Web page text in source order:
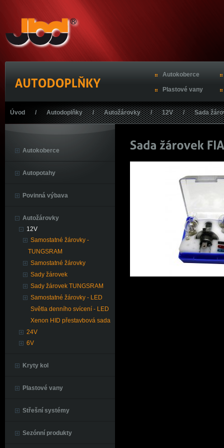
Autokoberce
Plastové vany
Úvod / Autodoplňky / Autožárovky / 12V / Sada
Autokoberce
Autopotahy
Povinná výbava
Autožárovky
12V
Samostatné žárovky -
TUNGSRAM
Samostatné žárovky
Sady žárovek
Sady žárovek TUNGSRAM
Samostatné žárovky - LED
Světla denního svícení - LED
Xenon HID přestavbová sada
24V
6V
Kryty kol
Plastové vany
Střešní systémy
Sezónní produkty